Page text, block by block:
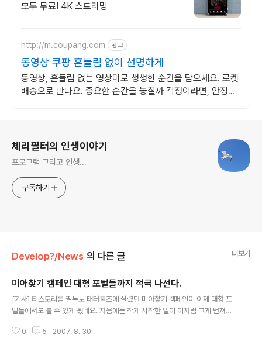
모두 무료! 4K 스트리밍
http://m.coupang.com 광고
동영상 쿠팡 흔들림 없이 선명하게
동영상, 흔들림 없는 영상미로 생생한 순간을 담으세요. 로켓
배송으로 만나요. 중요한 순간을 놓칠까 걱정이라면, 안정적
체리필터의 인생이야기
프로그램 그리고 인생...
구독하기
Develop?/News 의 다른 글 더보기
미아찾기 캠페인 대형 포털들까지 적극 나선다.
[기사] 티스토리를 필두로 태터툴즈에 실렸던 미아찾기 캠페인이 이제 대형 포
털들에서도 볼 수 있게 됬네요. 처음에는 작게 시작한 일이 이처럼 크게 번져서
실효가 있을지는 모르지만, 잃어버렸던 아이들이 한시라도 빨리 부모 품으로 돌
0 5 2007. 8. 30.